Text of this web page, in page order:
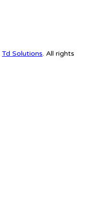
Td Solutions. All rights